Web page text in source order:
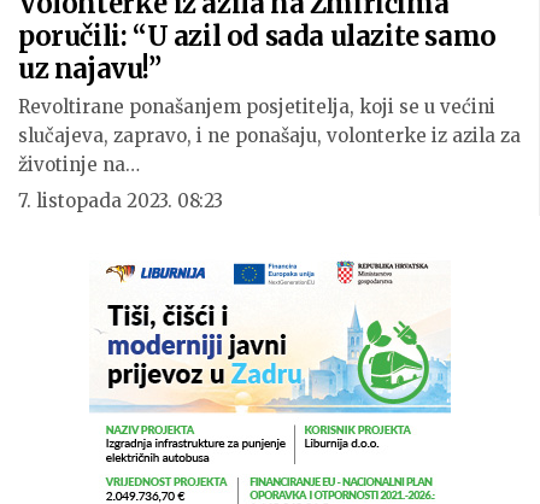
poručili: “U azil od sada ulazite samo
uz najavu!”
Revoltirane ponašanjem posjetitelja, koji se u većini
slučajeva, zapravo, i ne ponašaju, volonterke iz azila za
životinje na…
7. listopada 2023. 08:23